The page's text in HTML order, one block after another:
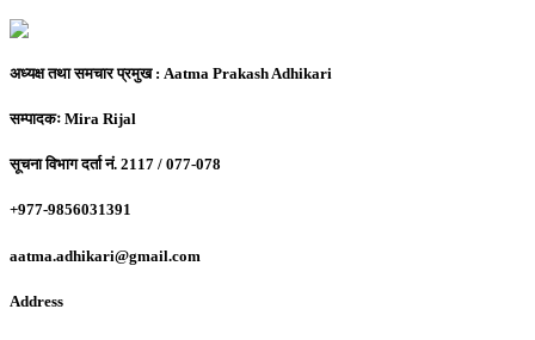
अध्यक्ष तथा समचार प्रमुख : Aatma Prakash Adhikari
सम्पादकः Mira Rijal
सूचना विभाग दर्ता नं. 2117 / 077-078
+977-9856031391
aatma.adhikari@gmail.com
Address